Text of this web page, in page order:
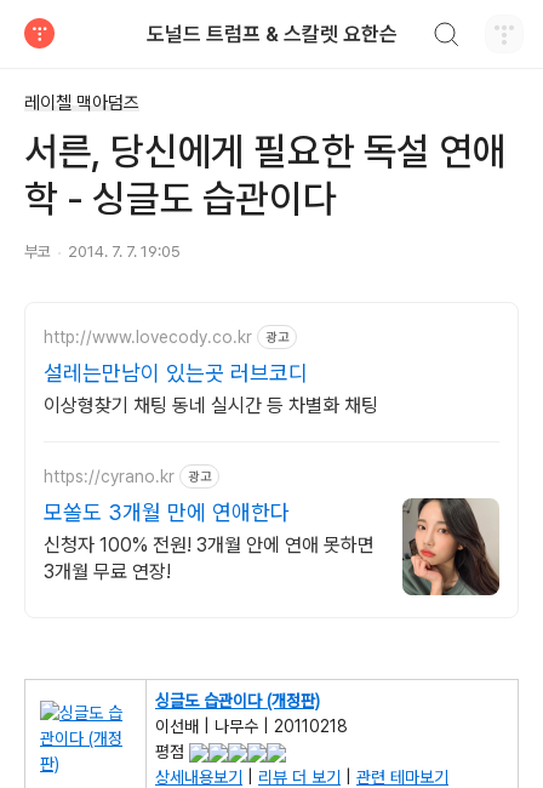
도널드 트럼프 & 스칼렛 요한슨
레이첼 맥아덤즈
서른, 당신에게 필요한 독설 연애
학 - 싱글도 습관이다
부코 2014. 7. 7. 19:05
http://www.lovecody.co.kr 광고
설레는만남이 있는곳 러브코디
이상형찾기 채팅 동네 실시간 등 차별화 채팅
https://cyrano.kr 광고
모쏠도 3개월 만에 연애한다
신청자 100% 전원! 3개월 안에 연애 못하면
3개월 무료 연장!
싱글도 습관이다 (개정판)
이선배 | 나무수 | 20110218
평점
상세내용보기
리뷰 더 보기 관련 테마보기